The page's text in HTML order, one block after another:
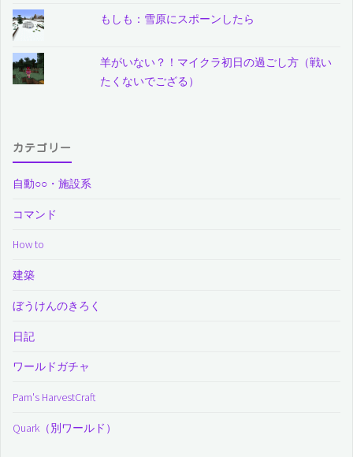
もしも：雪原にスポーンしたら
羊がいない？！マイクラ初日の過ごし方（戦い
たくないでござる）
カテゴリー
自動○○・施設系
コマンド
How to
建築
ぼうけんのきろく
日記
ワールドガチャ
Pam's HarvestCraft
Quark（別ワールド）